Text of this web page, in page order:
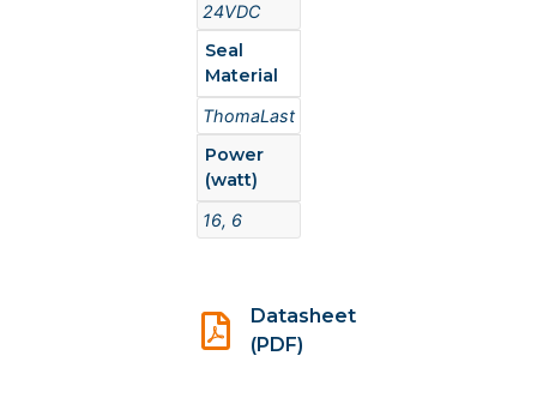
24VDC
Seal
Material
ThomaLast
Power
(watt)
16, 6
Datasheet
(PDF)